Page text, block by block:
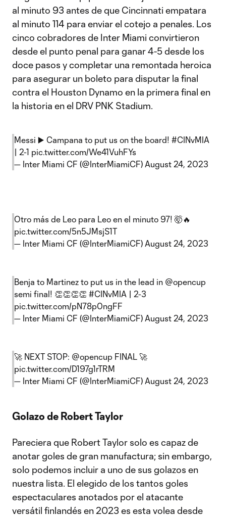
al minuto 93 antes de que Cincinnati empatara
al minuto 114 para enviar el cotejo a penales. Los
cinco cobradores de Inter Miami convirtieron
desde el punto penal para ganar 4-5 desde los
doce pasos y completar una remontada heroica
para asegurar un boleto para disputar la final
contra el Houston Dynamo en la primera final en
la historia en el DRV PNK Stadium.
Messi ▶️ Campana to put us on the board! #CINvMIA
| 2-1 pic.twitter.com/We41VuhFYs
— Inter Miami CF (@InterMiamiCF) August 24, 2023
Otro más de Leo para Leo en el minuto 97! 🤯🔥
pic.twitter.com/5n5JMsjS1T
— Inter Miami CF (@InterMiamiCF) August 24, 2023
Benja to Martinez to put us in the lead in @opencup
semi final! 👏👏👏👏 #CINvMIA | 2-3
pic.twitter.com/pN78p0ngFF
— Inter Miami CF (@InterMiamiCF) August 24, 2023
🚀 NEXT STOP: @opencup FINAL 🚀
pic.twitter.com/D197g1rTRM
— Inter Miami CF (@InterMiamiCF) August 24, 2023
Golazo de Robert Taylor
Pareciera que Robert Taylor solo es capaz de
anotar goles de gran manufactura; sin embargo,
solo podemos incluir a uno de sus golazos en
nuestra lista. El elegido de los tantos goles
espectaculares anotados por el atacante
versátil finlandés en 2023 es esta volea desde